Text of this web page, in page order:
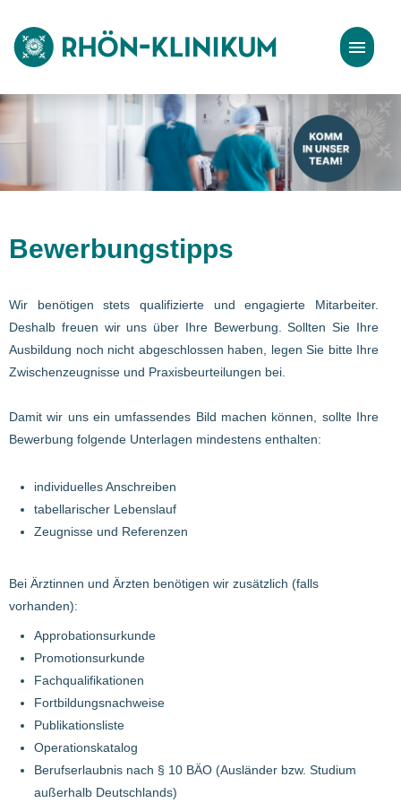
Stellenangebote
Bewerbungstipps
Bewerbungstipps
Wir benötigen stets qualifizierte und engagierte Mitarbeiter.
Deshalb freuen wir uns über Ihre Bewerbung. Sollten Sie Ihre
Ausbildung noch nicht abgeschlossen haben, legen Sie bitte Ihre
Zwischenzeugnisse und Praxisbeurteilungen bei.
Damit wir uns ein umfassendes Bild machen können, sollte Ihre
Bewerbung folgende Unterlagen mindestens enthalten:
individuelles Anschreiben
tabellarischer Lebenslauf
Zeugnisse und Referenzen
Bei Ärztinnen und Ärzten benötigen wir zusätzlich (falls
vorhanden):
Approbationsurkunde
Promotionsurkunde
Fachqualifikationen
Fortbildungsnachweise
Publikationsliste
Operationskatalog
Berufserlaubnis nach § 10 BÄO (Ausländer bzw. Studium
außerhalb Deutschlands)